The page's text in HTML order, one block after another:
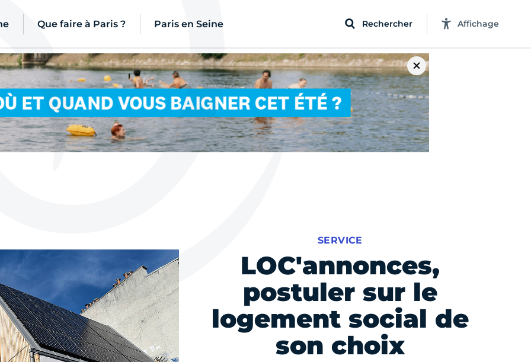
Que faire à Paris ? Paris en Seine Rechercher Affichage
LOC'annonces,
postuler sur le
logement social de
son choix
SERVICE